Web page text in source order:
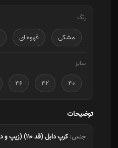
رنگ
مشکی قهوه ای
سایز
۴۰ ۴۲ ۴۶
توضیحات
جنس:کرپ دابل (قد ۱۱۰) (زیپ و دکمه و جیب داره)